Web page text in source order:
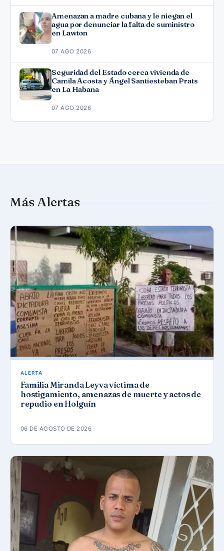
Amenazan a madre cubana y le niegan el
agua por denunciar la falta de suministro
en Lawton
07 AGO 2026
Seguridad del Estado cerca vivienda de
Camila Acosta y Ángel Santiesteban Prats
en La Habana
07 AGO 2026
Más Alertas
ALERTA
Familia Miranda Leyva víctima de
hostigamiento, amenazas de muerte y actos de
repudio en Holguín
06 DE AGOSTO DE 2026